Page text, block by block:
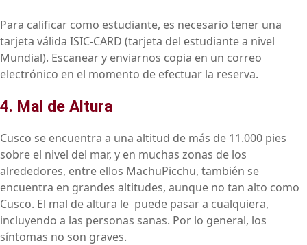
Para calificar como estudiante, es necesario tener una
tarjeta válida ISIC-CARD (tarjeta del estudiante a nivel
Mundial). Escanear y enviarnos copia en un correo
electrónico en el momento de efectuar la reserva.
4. Mal de Altura
Cusco se encuentra a una altitud de más de 11.000 pies
sobre el nivel del mar, y en muchas zonas de los
alrededores, entre ellos MachuPicchu, también se
encuentra en grandes altitudes, aunque no tan alto como
Cusco. El mal de altura le puede pasar a cualquiera,
incluyendo a las personas sanas. Por lo general, los
síntomas no son graves.